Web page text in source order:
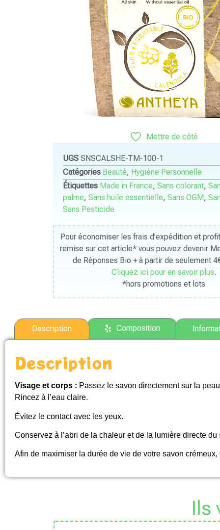
Mettre de côté
UGS SNSCALSHE-TM-100-1
Catégories Beauté, Hygiène Personnelle
Étiquettes Made in France, Sans colorant,
palme, Sans huile essentielle, Sans OGM,
Sans Pesticide
Pour économiser les frais d’expédition et
remise sur cet article* vous pouvez devenir
de Réponses Bio + à partir de seulement
Cliquez ici pour en savoir plus.
*hors promotions et lots
Description Composition
Description
Visage et corps : Passez le savon directement sur la
Rincez à l’eau claire.
Évitez le contact avec les yeux.
Conservez à l’abri de la chaleur et de la lumière directe du
Afin de maximiser la durée de vie de votre savon
Ils